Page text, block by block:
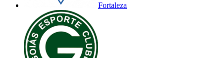
Fortaleza